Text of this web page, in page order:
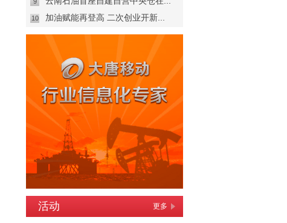
10 加油赋能再登高 二次创业开新...
活动 更多